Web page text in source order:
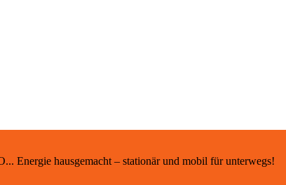
Energie hausgemacht – stationär und mobil für unterwegs!